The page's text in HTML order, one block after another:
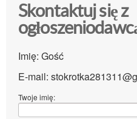
Skontaktuj się z
Imię: Gość
E-mail:
Twoje imię: